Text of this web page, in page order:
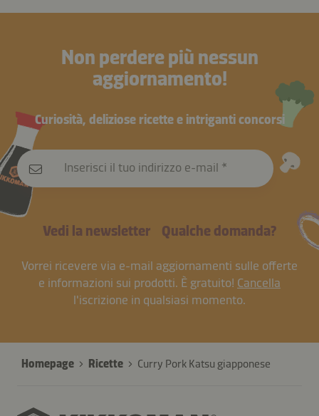
Non perdere più nessun
aggiornamento!
Curiosità, deliziose ricette e intriganti concorsi
Inserisci il tuo indirizzo e-mail
Vedi la newsletter Qualche domanda?
Vorrei ricevere via e-mail aggiornamenti sulle offerte
e informazioni sui prodotti. È gratuito! Cancella
l'iscrizione in qualsiasi momento.
Homepage Ricette Curry Pork Katsu giapponese